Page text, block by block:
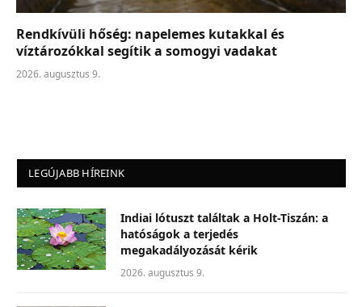
Rendkívüli hőség: napelemes kutakkal és
víztározókkal segítik a somogyi vadakat
2026. augusztus 9.
LEGÚJABB HÍREINK
Indiai lótuszt találtak a Holt-Tiszán: a
hatóságok a terjedés
megakadályozását kérik
2026. augusztus 9.